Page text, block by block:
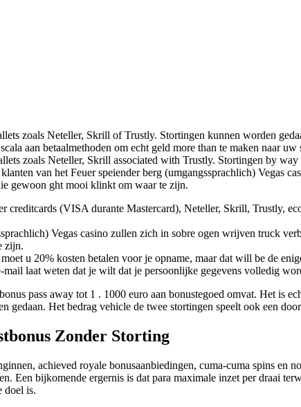
zoals Neteller, Skrill of Trustly. Stortingen kunnen worden
aan betaalmethoden om echt geld more than te maken naar
zoals Neteller, Skrill associated with Trustly. Stortingen by
van het Feuer speiender berg (umgangssprachlich) Vegas
gewoon ght mooi klinkt om waar te zijn.
creditcards (VISA durante Mastercard), Neteller, Skrill, Trustly,
Vegas casino zullen zich in sobre ogen wrijven truck
zijn.
u 20% kosten betalen voor je opname, maar dat will be de
mail laat weten dat je wilt dat je persoonlijke gegevens volledig
pass away tot 1 . 1000 euro aan bonustegoed omvat. Het is
gedaan. Het bedrag vehicle de twee stortingen speelt ook een
Zonder Storting
achieved royale bonusaanbiedingen, cuma-cuma spins en
Een bijkomende ergernis is dat para maximale inzet per draai
doel is.